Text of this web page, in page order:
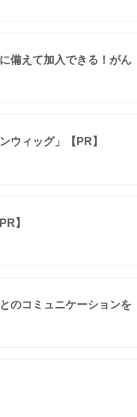
備えて加入できる！がん
ウィッグ」【PR】
】
のコミュニケーションを